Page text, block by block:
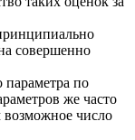
совершенно
параметра по
же часто
число